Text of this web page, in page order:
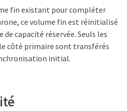
fin existant pour compléter
ce volume fin est réinitialisé
de capacité réservée. Seuls les
côté primaire sont transférés
initial.